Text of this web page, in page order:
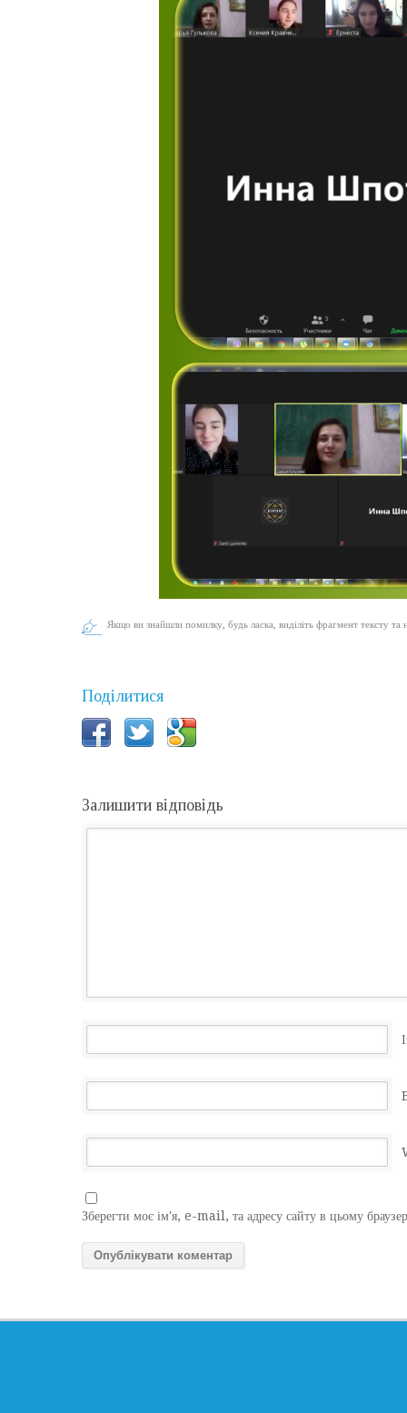
Якщо ви знайшли помилку, будь ласка, виділіть фрагмент тексту та
Поділитися
Залишити відповідь
Зберегти моє ім'я, e-mail, та адресу сайту в цьому